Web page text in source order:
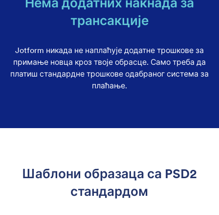
трансакције
Jotform никада не наплаћује додатне трошкове за
примање новца кроз твоје обрасце. Само треба да
платиш стандардне трошкове одабраног система за
плаћање.
Шаблони образаца са PSD2
стандардом